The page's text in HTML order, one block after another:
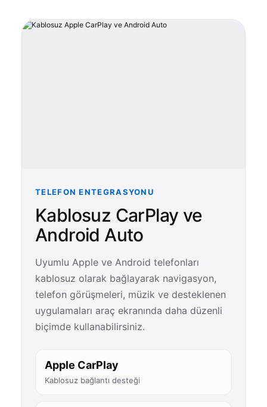
TELEFON ENTEGRASYONU
Kablosuz CarPlay ve
Android Auto
Uyumlu Apple ve Android telefonları
kablosuz olarak bağlayarak navigasyon,
telefon görüşmeleri, müzik ve desteklenen
uygulamaları araç ekranında daha düzenli
biçimde kullanabilirsiniz.
Apple CarPlay
Kablosuz bağlantı desteği